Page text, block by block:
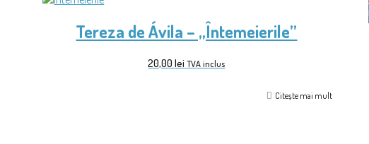
Tereza de Ávila – „Întemeierile”
20,00lei TVA inclus
Citește mai mult